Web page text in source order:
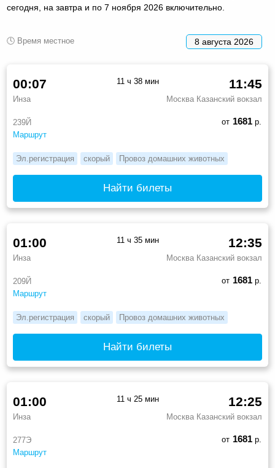
сегодня, на завтра и по 7 ноября 2026 включительно.
🕓 Время местное 8 августа 2026
239Й
Маршрут
00:07
Инза
11:45
Москва Казанский вокзал
11 ч 38 мин
от 1681р.
Эл.регистрация скорый Провоз домашних животных
Найти билеты
209Й
Маршрут
01:00
Инза
12:35
Москва Казанский вокзал
11 ч 35 мин
от 1681р.
Эл.регистрация скорый Провоз домашних животных
Найти билеты
277Э
Маршрут
01:00
Инза
12:25
Москва Казанский вокзал
11 ч 25 мин
от 1681р.